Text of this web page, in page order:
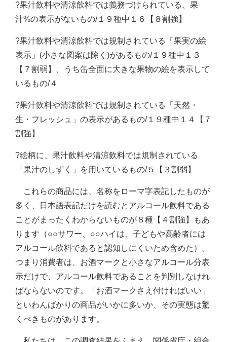
?果汁飲料や清涼飲料では義務づけられている、果
汁%の表示がないもの/１９種中１６【８割強】
?果汁飲料や清涼飲料では規制されている「果実の絵
表示」(小さな図案は除く)があるもの/１９種中１３
【７割弱】、うち缶全面に大きな果物の絵を表示して
いるもの/４
?果汁飲料や清涼飲料では規制されている「天然・
生・フレッシュ」の表示があるもの/１９種中１４【７
割強】
?絵柄に、果汁飲料や清涼飲料では規制されている
「果汁のしずく」を用いているもの/５【３割弱】
これらの商品には、名称をローマ字表記したものが
多く、日本語表記だけを読むとアルコール飲料である
ことがまったくわからないものが８種【４割強】もあ
ります（○○サワー、○○ハイは、子どもや高齢者には
アルコール飲料であると認知しにくいため含めた）。
つまり消費者は、お酒マークと小さなアルコール分表
示だけで、アルコール飲料であることを判別しなけれ
ばならないのです。「お酒マークさえ付ければいい」
といわんばかりの商品がいかに多いか、その実態は驚
くべきものがあります。